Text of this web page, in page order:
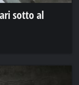
sotto al